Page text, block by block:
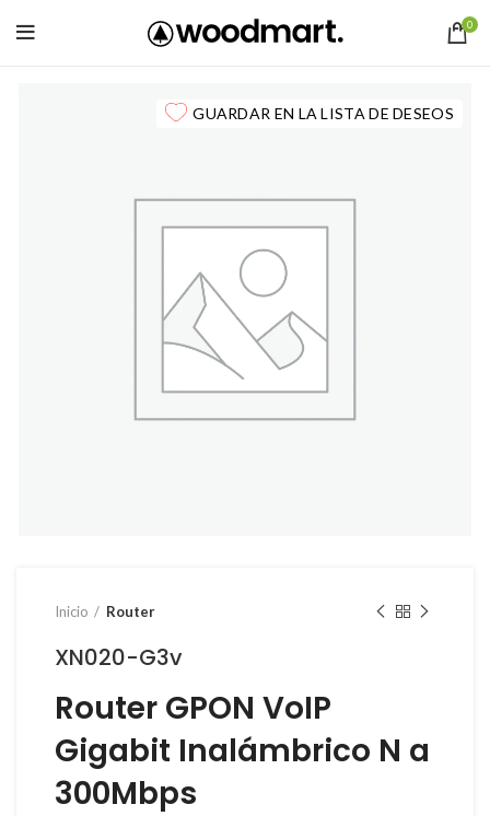
0
GUARDAR EN LA LISTA DE DESEOS
Inicio Router
XN020-G3v
Router GPON VoIP
Gigabit Inalámbrico N a
300Mbps